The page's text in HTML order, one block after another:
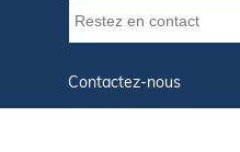
Contactez-nous